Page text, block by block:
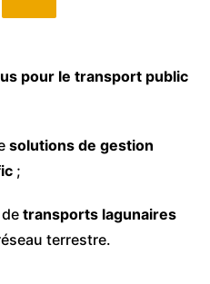
pour le transport public
solutions de gestion
;
transports lagunaires
terrestre.